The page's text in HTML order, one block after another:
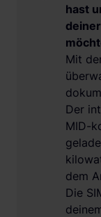
hast
Mit
Der
MID-
dem
Die